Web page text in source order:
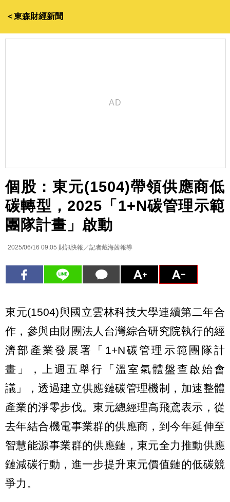
＜東森財經新聞
個股：東元(1504)帶領供應商低
碳轉型，2025「1+N碳管理示範
團隊計畫」啟動
2025/06/16 09:05 財訊快報／記者戴海茜報導
東元(1504)與國立雲林科技大學連續第二年合
作，參與由財團法人台灣綜合研究院執行的經
濟部產業發展署「1+N碳管理示範團隊計
畫」，上週五舉行「溫室氣體盤查啟始會
議」，透過建立供應鏈碳管理機制，加速整體
產業的淨零步伐。東元總經理高飛鳶表示，從
去年結合機電事業群的供應商，到今年延伸至
智慧能源事業群的供應鏈，東元全力推動供應
鏈減碳行動，進一步提升東元價值鏈的低碳競
爭力。